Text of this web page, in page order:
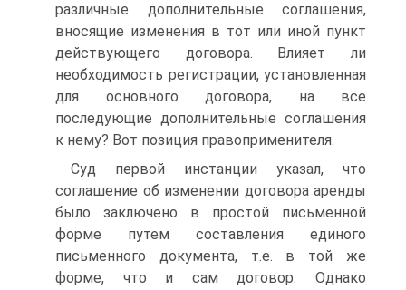
различные дополнительные соглашения,
вносящие изменения в тот или иной пункт
действующего договора. Влияет ли
необходимость регистрации, установленная
для основного договора, на все
последующие дополнительные соглашения
к нему? Вот позиция правоприменителя.
Суд первой инстанции указал, что
соглашение об изменении договора аренды
было заключено в простой письменной
форме путем составления единого
письменного документа, т.е. в той же
форме, что и сам договор. Однако